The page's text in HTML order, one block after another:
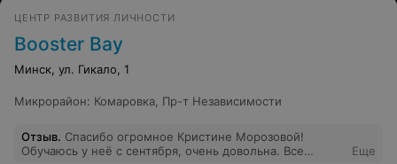
ЦЕНТР РАЗВИТИЯ ЛИЧНОСТИ
Booster Bay
Минск, ул. Гикало, 1
Микрорайон: Комаровка Пр-т Независимости
Отзыв. Спасибо огромное Кристине Морозовой!
Обучаюсь у неё с сентября, очень довольна. Все
Еще